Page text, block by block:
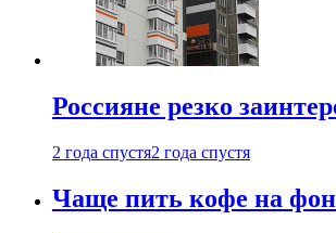
Россияне резко
2 года спустя2 года спустя
Чаще пить кофе на